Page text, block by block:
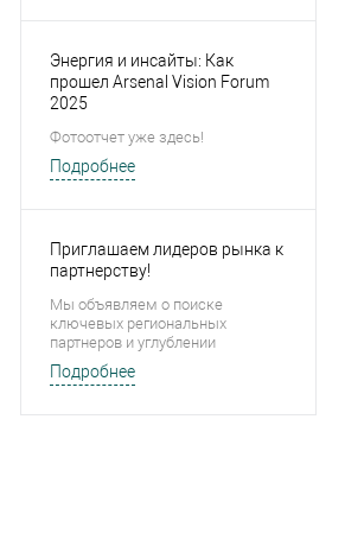
Энергия и инсайты: Как
прошел Arsenal Vision Forum
2025
Фотоотчет уже здесь!
Подробнее
Приглашаем лидеров рынка к
партнерству!
Мы объявляем о поиске
ключевых региональных
партнеров и углублении
сотрудничества в Минске на
эксклюзивных условиях. Мы
основанные на вашем росте.
Подробнее